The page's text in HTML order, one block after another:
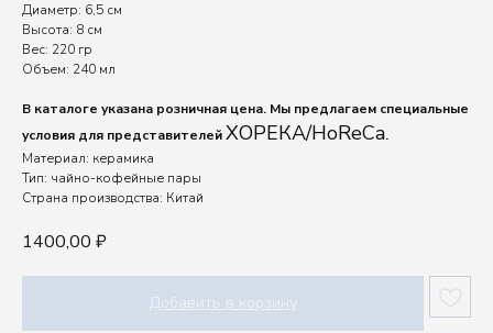
1400,00 ₽
Добавить в корзину
Диаметр: 6,5 см
Высота: 8 см
Вес: 220 гр
Объем: 240 мл
В каталоге указана розничная цена. Мы предлагаем специальные
условия для представителейХОРЕКА/HoReCa.
Материал: керамика
Тип: чайно-кофейные пары
Страна производства: Китай